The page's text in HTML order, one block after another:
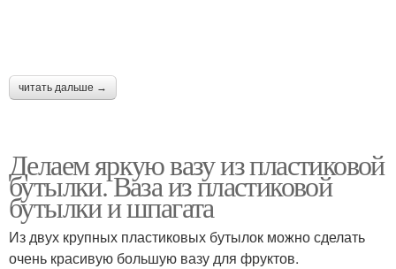
читать дальше →
Делаем яркую вазу из пластиковой
бутылки. Ваза из пластиковой
бутылки и шпагата
Из двух крупных пластиковых бутылок можно сделать
очень красивую большую вазу для фруктов.